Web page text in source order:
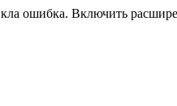
ошибка. Включить